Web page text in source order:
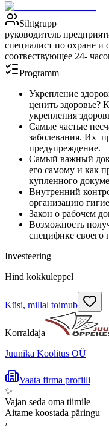
Sihtgrupp
руководитель
специалист по охране
соотвествующее 24-
Programm
Укрепление
ценить здоровье?
укрепления
Самые частые
заболевания. Их
предупреждение.
Самый важный
его самому и как
купленного
Внутренний
организацию
Закон о рабочем
Возможность
специфике своего
Investeering
Hind kokkuleppel
Küsi, millal toimub
Korraldaja
Juunika Koolitus OÜ
Vaata firma profiili
✨
Vajan seda oma tiimile
Aitame koostada päringu
›